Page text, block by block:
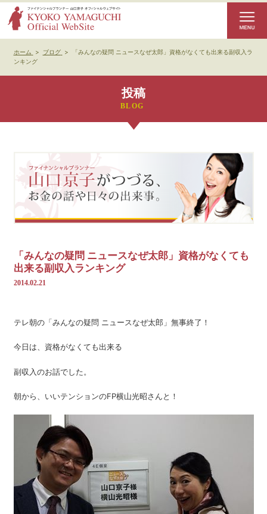
ホーム > ブログ >
「みんなの疑問 ニュースなぜ太郎」資格がなくても出来る副収入ラ
ンキング
投稿
「みんなの疑問 ニュースなぜ太郎」資格がなくても
出来る副収入ランキング
2014.02.21
テレ朝の「みんなの疑問 ニュースなぜ太郎」無事終了！
今日は、資格がなくても出来る
副収入のお話でした。
朝から、いいテンションのFP横山光昭さんと！